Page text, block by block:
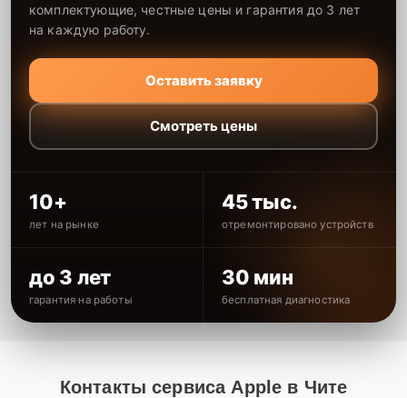
комплектующие, честные цены и гарантия до 3 лет
на каждую работу.
Оставить заявку
Смотреть цены
10+
лет на рынке
45 тыс.
отремонтировано устройств
до 3 лет
гарантия на работы
30 мин
бесплатная диагностика
Контакты сервиса Apple в Чите